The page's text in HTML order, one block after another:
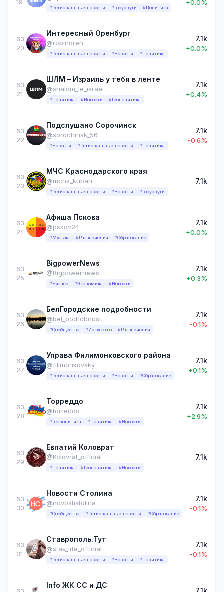
#Региональные новости #Госуслуги #Политика
+0.0%
63
20
Интересный Оренбург
@robinoren
#Региональные новости #Новости #Политика
7.1k
+0.0%
63
21
ШЛМ – Израиль у тебя в ленте
@shalom_le_israel
#Политика #Новости #Геополитика
7.1k
+0.4%
63
22
Подслушано Сорочинск
@sorochinsk_56
#Новости #Региональные новости #Политика
7.1k
-0.6%
63
23
МЧС Краснодарского края
@mchs_kuban
#Региональные новости #Новости #Госуслуги
7.1k
63
24
Афиша Пскова
@pskov24
#Музыка #Развлечения #Образование
7.1k
+0.0%
63
25
BigpowerNews
@Bigpowernews
#Бизнес #Экономика #Новости
7.1k
+0.3%
63
26
БелГородские подробности
@bel_podrobnosti
#Сообщество #Искусство #Развлечения
7.1k
-0.1%
63
27
Управа Филимонковского района
@filimonkovsky
#Региональные новости #Новости #Образование
7.1k
+0.1%
63
28
Торреддо
@torreddo
#Геополитика #Политика #Новости
7.1k
+2.9%
63
29
Евпатий Коловрат
@Kolovrat_official
#Политика #Геополитика #Новости
7.1k
63
30
Новости Столина
@novostistolina
#Сообщество #Региональные новости #Образование
7.1k
-0.1%
63
31
Ставрополь.Тут
@stav_life_official
#Региональные новости #Новости #Политика
7.1k
-0.1%
Info ЖК СС и ДС